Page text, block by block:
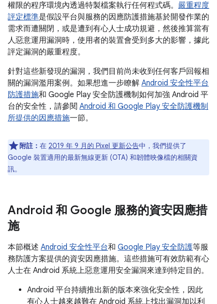
權限的程序環境內透過特製檔案執行任何程式碼。 嚴重程度
評定標準是假設平台與服務的因應防護措施基於開發作業的
需求而遭關閉，或是遭到有心人士成功規避，然後推算當有
人惡意運用漏洞時，使用者的裝置會受到多大的影響，據此
評定漏洞的嚴重程度。
針對這些新發現的漏洞，我們目前尚未收到任何客戶回報相
關的漏洞濫用案例。如果想進一步瞭解 Android 安全性平台
防護措施和 Google Play 安全防護機制如何加強 Android 平
台的安全性，請參閱 Android 和 Google Play 安全防護機制
所提供的因應措施一節。
附註： 在 2019 年 9 月的 Pixel 更新公告中，我們提供了
Google 裝置適用的最新無線更新 (OTA) 和韌體映像檔的相關資
訊。
Android 和 Google 服務的資安因應措
施
本節概述 Android 安全性平台和 Google Play 安全防護等服
務防護方案提供的資安因應措施。這些措施可有效防範有心
人士在 Android 系統上惡意運用安全漏洞來達到特定目的。
Android 平台持續推出新的版本來強化安全性，因此
有心人士越來越難在 Android 系統上找出漏洞加以利